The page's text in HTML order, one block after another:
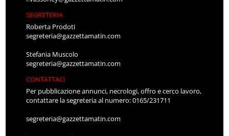
SEGRETERIA
Roberta Prodoti
segreteria@gazzettamatin.com
Stefania Muscolo
segreteria@gazzettamatin.com
CONTATTACI
Per pubblicazione annunci, necrologi, offro e cerco lavoro,
contattare la segreteria al numero: 0165/231711
segreteria@gazzettamatin.com